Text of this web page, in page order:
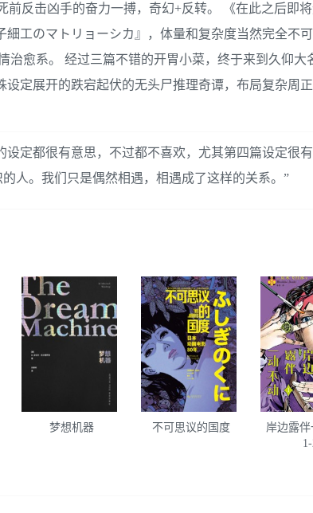
前反击凶手的奋力一搏，奇幻+反转。 《在此之后即
工のマトリョーシカ』，体量和复杂度当然完全不
愈系。 经过三篇不错的开胃小菜，终于来到久仰大
定展开的跌宕起伏的无头尸推理奇谭，布局复杂周
定都很有意思，不过都不喜欢，尤其第四篇设定很
人。我们只是偶然相遇，相遇成了这样的关系。”
梦想机器 不可思议的国度
岸边露